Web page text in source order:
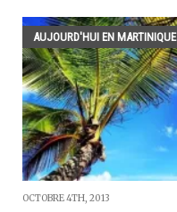
AUJOURD'HUI EN MARTINIQUE
OCTOBRE 4TH, 2013